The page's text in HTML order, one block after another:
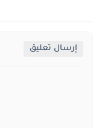
إرسال تعليق